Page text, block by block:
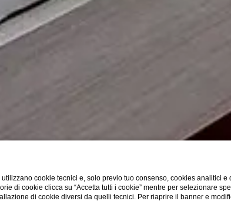
cookie tecnici e, solo previo tuo consenso, cookies analitici
di cookie clicca su “Accetta tutti i cookie” mentre per selezionare
di cookie diversi da quelli tecnici. Per riaprire il banner e